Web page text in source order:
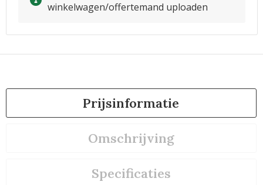
winkelwagen/offertemand uploaden
Prijsinformatie
Omschrijving
Specificaties